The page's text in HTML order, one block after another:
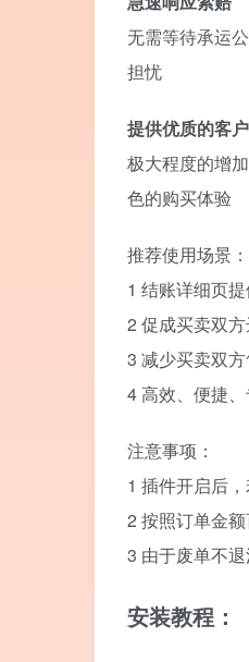
无需等待承运
担忧
提供优质的客
极大程度的增
色的购买体验
推荐使用场景：
1 结账详细页
2 促成买卖双
3 减少买卖双
4 高效、便捷
注意事项：
1 插件开启后
2 按照订单金
3 由于废单不
安装教程：